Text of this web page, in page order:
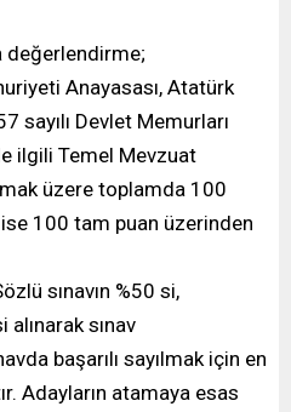
değerlendirme;
Anayasası, Atatürk
sayılı Devlet Memurları
ilgili Temel Mevzuat
üzere toplamda 100
ise 100 tam puan üzerinden
sınavın %50 si,
alınarak sınav
başarılı sayılmak için en
Adayların atamaya esas